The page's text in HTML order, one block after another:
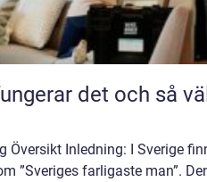
Översikt Inledning: I Sverige
”Sveriges farligaste man”.